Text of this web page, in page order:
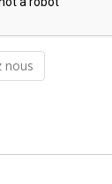
nous